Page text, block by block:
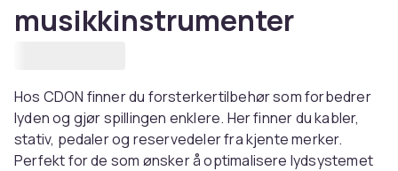
musikkinstrumenter
Hos CDON finner du forsterkertilbehør som forbedrer
lyden og gjør spillingen enklere. Her finner du kabler,
stativ, pedaler og reservedeler fra kjente merker.
Perfekt for de som ønsker å optimalisere lydsystemet